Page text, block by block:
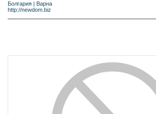
Болгария | Варна
http://newdom.biz